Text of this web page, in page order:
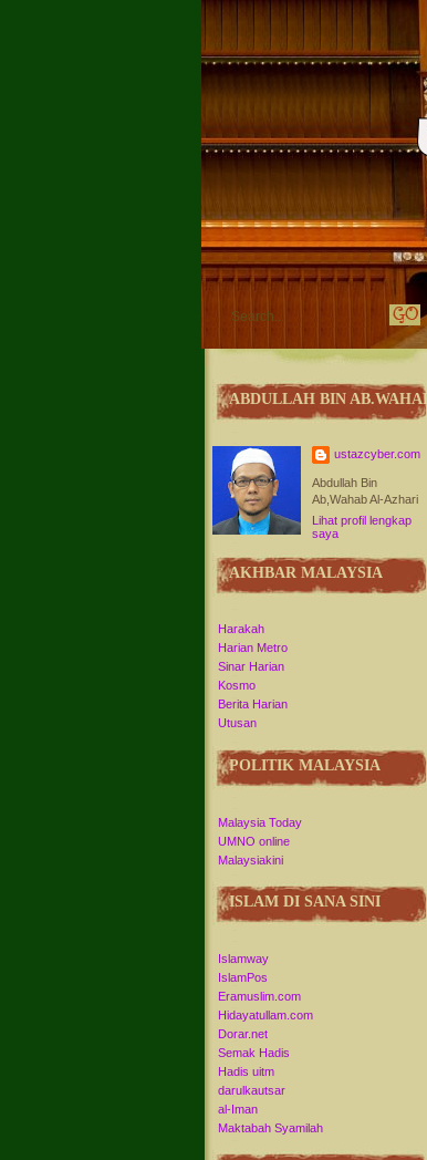
ABDULLAH BIN AB.WAHAB
ustazcyber.com
Abdullah Bin
Ab,Wahab Al-Azhari
Lihat profil lengkap
saya
AKHBAR MALAYSIA
Harakah
Harian Metro
Sinar Harian
Kosmo
Berita Harian
Utusan
POLITIK MALAYSIA
Malaysia Today
UMNO online
Malaysiakini
ISLAM DI SANA SINI
Islamway
IslamPos
Eramuslim.com
Hidayatullam.com
Dorar.net
Semak Hadis
Hadis uitm
darulkautsar
al-Iman
Maktabah Syamilah